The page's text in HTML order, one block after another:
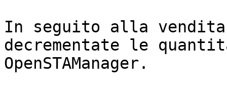
In seguito alla vendita
decrementate le
OpenSTAManager.